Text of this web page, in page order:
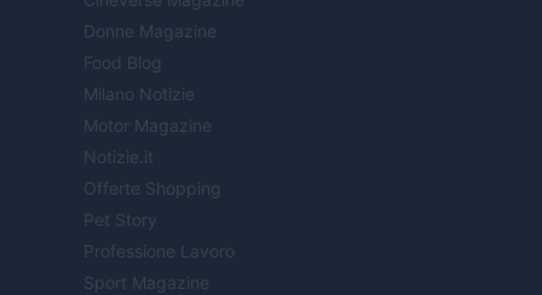
Donne Magazine
Food Blog
Milano Notizie
Motor Magazine
Notizie.it
Offerte Shopping
Pet Story
Professione Lavoro
Sport Magazine